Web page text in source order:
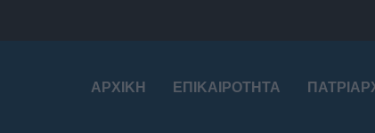
ΑΡΧΙΚΉ ΕΠΙΚΑΙΡΌΤΗΤΑ